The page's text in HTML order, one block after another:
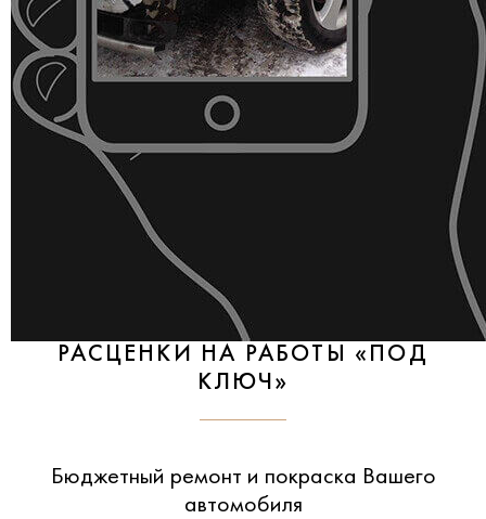
РАСЦЕНКИ НА РАБОТЫ «ПОД
КЛЮЧ»
Бюджетный ремонт и покраска Вашего
автомобиля